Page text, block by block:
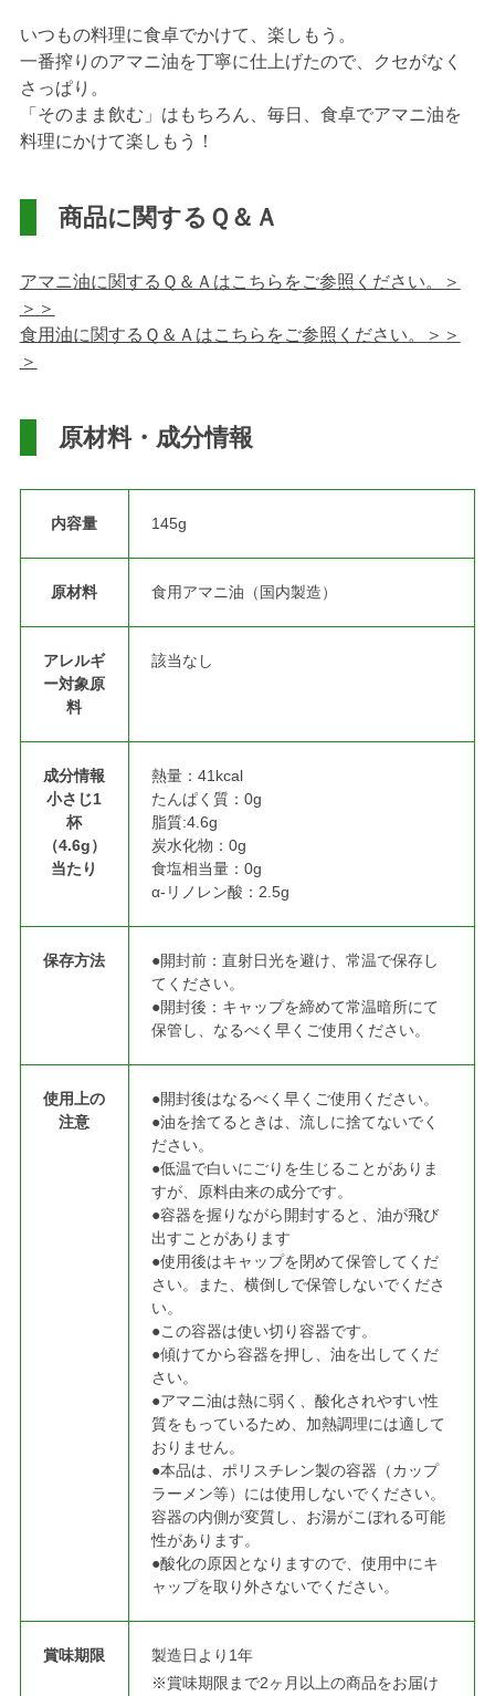
いつもの料理に食卓でかけて、楽しもう。
一番搾りのアマニ油を丁寧に仕上げたので、クセがなく
さっぱり。
「そのまま飲む」はもちろん、毎日、食卓でアマニ油を
料理にかけて楽しもう！
商品に関するＱ＆Ａ
アマニ油に関するＱ＆Ａはこちらをご参照ください。＞
＞＞
食用油に関するＱ＆Ａはこちらをご参照ください。＞＞
＞
原材料・成分情報
内容量 145g
原材料 食用アマニ油（国内製造）
アレルギ
ー対象原
料
該当なし
成分情報
小さじ1
杯
（4.6g）
当たり
熱量：41kcal
たんぱく質：0g
脂質:4.6g
炭水化物：0g
食塩相当量：0g
α‐リノレン酸：2.5g
保存方法
●開封前：直射日光を避け、常温で保存し
てください。
●開封後：キャップを締めて常温暗所にて
保管し、なるべく早くご使用ください。
使用上の
注意
●開封後はなるべく早くご使用ください。
●油を捨てるときは、流しに捨てないでく
ださい。
●低温で白いにごりを生じることがありま
すが、原料由来の成分です。
●容器を握りながら開封すると、油が飛び
出すことがあります
●使用後はキャップを閉めて保管してくだ
さい。また、横倒しで保管しないでくださ
い。
●この容器は使い切り容器です。
●傾けてから容器を押し、油を出してくだ
さい。
●アマニ油は熱に弱く、酸化されやすい性
質をもっているため、加熱調理には適して
おりません。
●本品は、ポリスチレン製の容器（カップ
ラーメン等）には使用しないでください。
容器の内側が変質し、お湯がこぼれる可能
性があります。
●酸化の原因となりますので、使用中にキ
ャップを取り外さないでください。
賞味期限
製造日より1年
※賞味期限まで2ヶ月以上の商品をお届け